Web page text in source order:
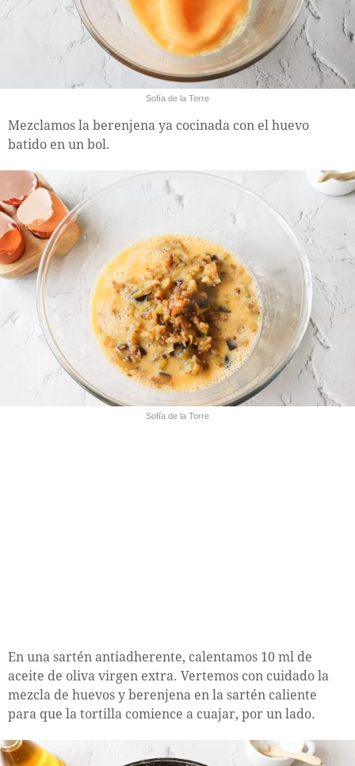
Sofía de la Torre
Mezclamos la berenjena ya cocinada con el huevo
batido en un bol.
Sofía de la Torre
En una sartén antiadherente, calentamos 10 ml de
aceite de oliva virgen extra. Vertemos con cuidado la
mezcla de huevos y berenjena en la sartén caliente
para que la tortilla comience a cuajar, por un lado.